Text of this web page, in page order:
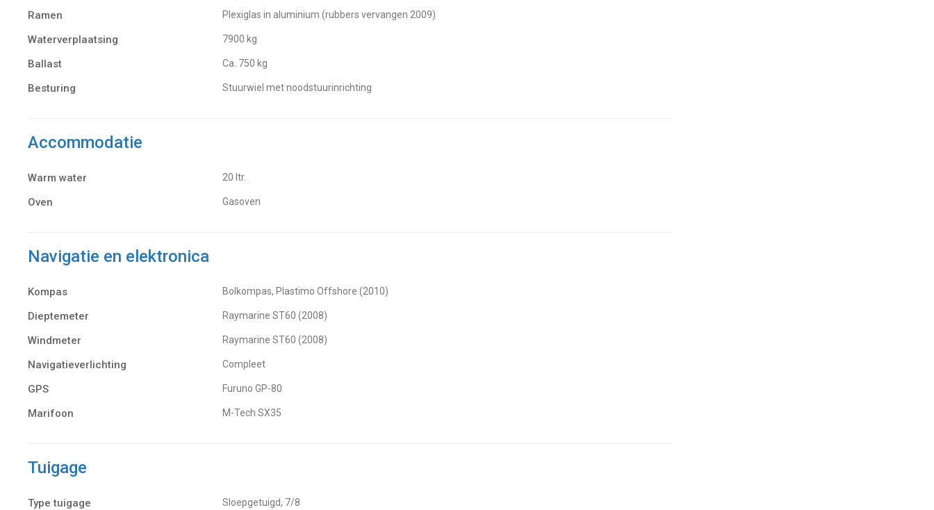
Ramen Plexiglas in aluminium (rubbers vervangen 2009)
Waterverplaatsing 7900 kg
Ballast Ca. 750 kg
Besturing Stuurwiel met noodstuurinrichting
Accommodatie
Warm water 20 ltr.
Oven Gasoven
Navigatie en elektronica
Kompas Bolkompas, Plastimo Offshore (2010)
Dieptemeter Raymarine ST60 (2008)
Windmeter Raymarine ST60 (2008)
Navigatieverlichting Compleet
GPS Furuno GP-80
Marifoon M-Tech SX35
Tuigage
Type tuigage Sloepgetuigd, 7/8